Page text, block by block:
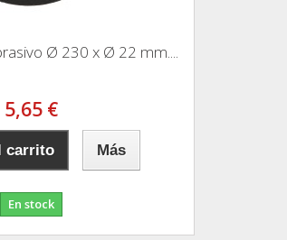
Ø 230 x Ø 22 mm....
5,65 €
carrito Más
En stock